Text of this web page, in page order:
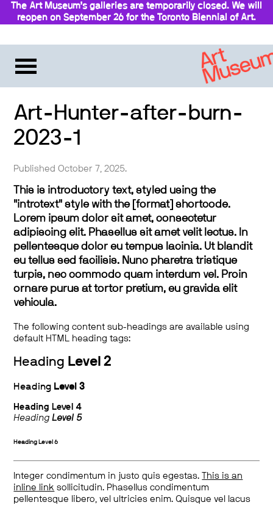
The Art Museum’s galleries are temporarily closed. We will
reopen on September 26 for the Toronto Biennial of Art.
Art-Hunter-after-burn-
2023-1
Published October 7, 2025.
This is introductory text, styled using the
"introtext" style with the [format] shortcode.
Lorem ipsum dolor sit amet, consectetur
adipiscing elit. Phasellus sit amet velit lectus. In
pellentesque dolor eu tempus lacinia. Ut blandit
eu tellus sed facilisis. Nunc pharetra tristique
turpis, nec commodo quam interdum vel. Proin
ornare purus at tortor pretium, eu gravida elit
vehicula.
The following content sub-headings are available using
default HTML heading tags:
Heading Level 2
Heading Level 3
Heading Level 4
HeadingLevel 5
Heading Level 6
Integer condimentum in justo quis egestas.
This is an
inline link sollicitudin. Phasellus condimentum
pellentesque libero, vel ultricies enim. Quisque vel lacus